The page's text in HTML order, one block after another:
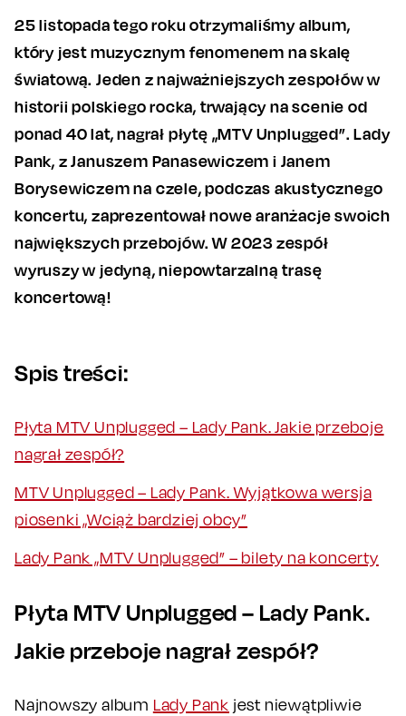
25 listopada tego roku otrzymaliśmy album,
który jest muzycznym fenomenem na skalę
światową. Jeden z najważniejszych zespołów w
historii polskiego rocka, trwający na scenie od
ponad 40 lat, nagrał płytę „MTV Unplugged”. Lady
Pank, z Januszem Panasewiczem i Janem
Borysewiczem na czele, podczas akustycznego
koncertu, zaprezentował nowe aranżacje swoich
największych przebojów. W 2023 zespół
wyruszy w jedyną, niepowtarzalną trasę
koncertową!
Spis treści:
Płyta MTV Unplugged – Lady Pank. Jakie przeboje
nagrał zespół?
MTV Unplugged – Lady Pank. Wyjątkowa wersja
piosenki „Wciąż bardziej obcy”
Lady Pank „MTV Unplugged” – bilety na koncerty
Płyta MTV Unplugged – Lady Pank.
Jakie przeboje nagrał zespół?
Najnowszy album Lady Pank jest niewątpliwie